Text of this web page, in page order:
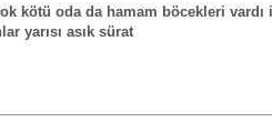
kötü oda da hamam böcekleri vardı
yarısı asık sürat